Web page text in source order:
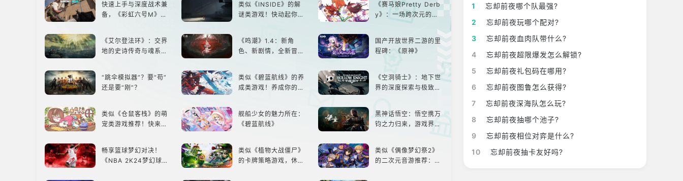
快速上手与深度战术兼
备，《彩虹六号M》是
类似《INSIDE》的解
谜类游戏！快动起你的
《赛马娘Pretty Derb
y》：一场跨次元的竞
《艾尔登法环》：交界
地的史诗传奇与魂系新
《鸣潮》1.4：新角
色、新剧情，全新冒险
国产开放世界二游的里
程碑：《原神》
“跳伞模拟器”？要“苟”
还是要“刚”？
类似《碧蓝航线》的养
成类游戏！养成你的梦
《空洞骑士》：地下世
界的深度探索与极致冒
类似《仓鼠客栈》的萌
宠类游戏推荐！快来养
舰船少女的魅力所在：
《碧蓝航线》
黑神话悟空：悟空携万
钧之力归来，游戏界的
畅享篮球梦幻对决！
《NBA 2K24梦幻球
类似《植物大战僵尸》
的卡牌策略游戏，休闲
类似《偶像梦幻祭2》
的二次元音游推荐：完
1
忘却前夜哪个队最强?
2
忘却前夜玩哪个配对?
3
忘却前夜血肉队带什么?
4
忘却前夜超限爆发怎么解锁?
5
忘却前夜礼包码在哪用?
6
忘却前夜图鲁怎么获得?
7
忘却前夜深海队怎么玩?
8
忘却前夜抽哪个池子?
9
忘却前夜相位对弈是什么?
10
忘却前夜抽卡友好吗?